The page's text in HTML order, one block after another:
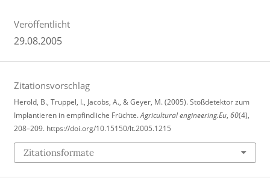
Veröffentlicht
29.08.2005
Zitationsvorschlag
Herold, B., Truppel, I., Jacobs, A., & Geyer, M. (2005). Stoßdetektor zum
Implantieren in empfindliche Früchte.Agricultural engineering.Eu, 60(4),
208–209. https://doi.org/10.15150/lt.2005.1215
Zitationsformate